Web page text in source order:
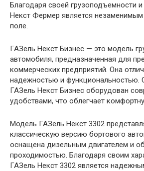
Благодаря своей грузоподъемности
Некст Фермер является
поле.
ГАЗель Некст Бизнес — это модель
автомобиля, предназначенная для
коммерческих предприятий. Она
надежностью и функциональностью.
ГАЗель Некст Бизнес оборудован
удобствами, что облегчает
Модель ГАЗель Некст 3302
классическую версию бортового
оснащена дизельным двигателем и
проходимостью. Благодаря своим
ГАЗель Некст 3302 является